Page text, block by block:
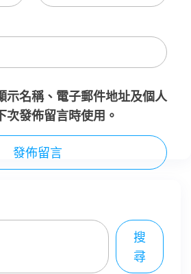
示名稱、電子郵件地址及個人
次發佈留言時使用。
搜
尋